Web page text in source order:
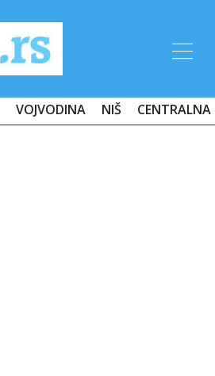
VOJVODINA NIŠ CENTRALNA